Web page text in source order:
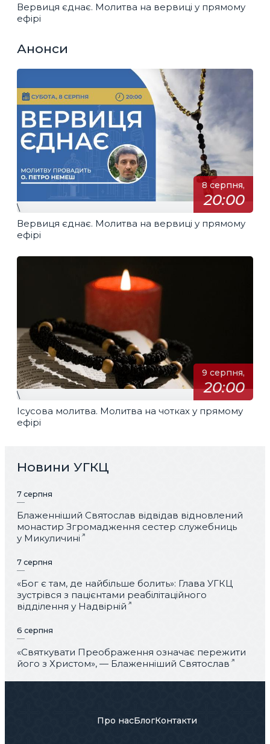
Вервиця єднає. Молитва на вервиці у прямому
ефірі
Анонси
8 серпня,
20:00
\
Вервиця єднає. Молитва на вервиці у прямому
ефірі
9 серпня,
20:00
\
Ісусова молитва. Молитва на чотках у прямому
ефірі
Новини УГКЦ
7 серпня
Блаженніший Святослав відвідав відновлений
монастир Згромадження сестер служебниць
у Микуличині
7 серпня
«Бог є там, де найбільше болить»: Глава УГКЦ
зустрівся з пацієнтами реабілітаційного
відділення у Надвірній
6 серпня
«Святкувати Преображення означає пережити
його з Христом», — Блаженніший Святослав
Про насБлогКонтакти